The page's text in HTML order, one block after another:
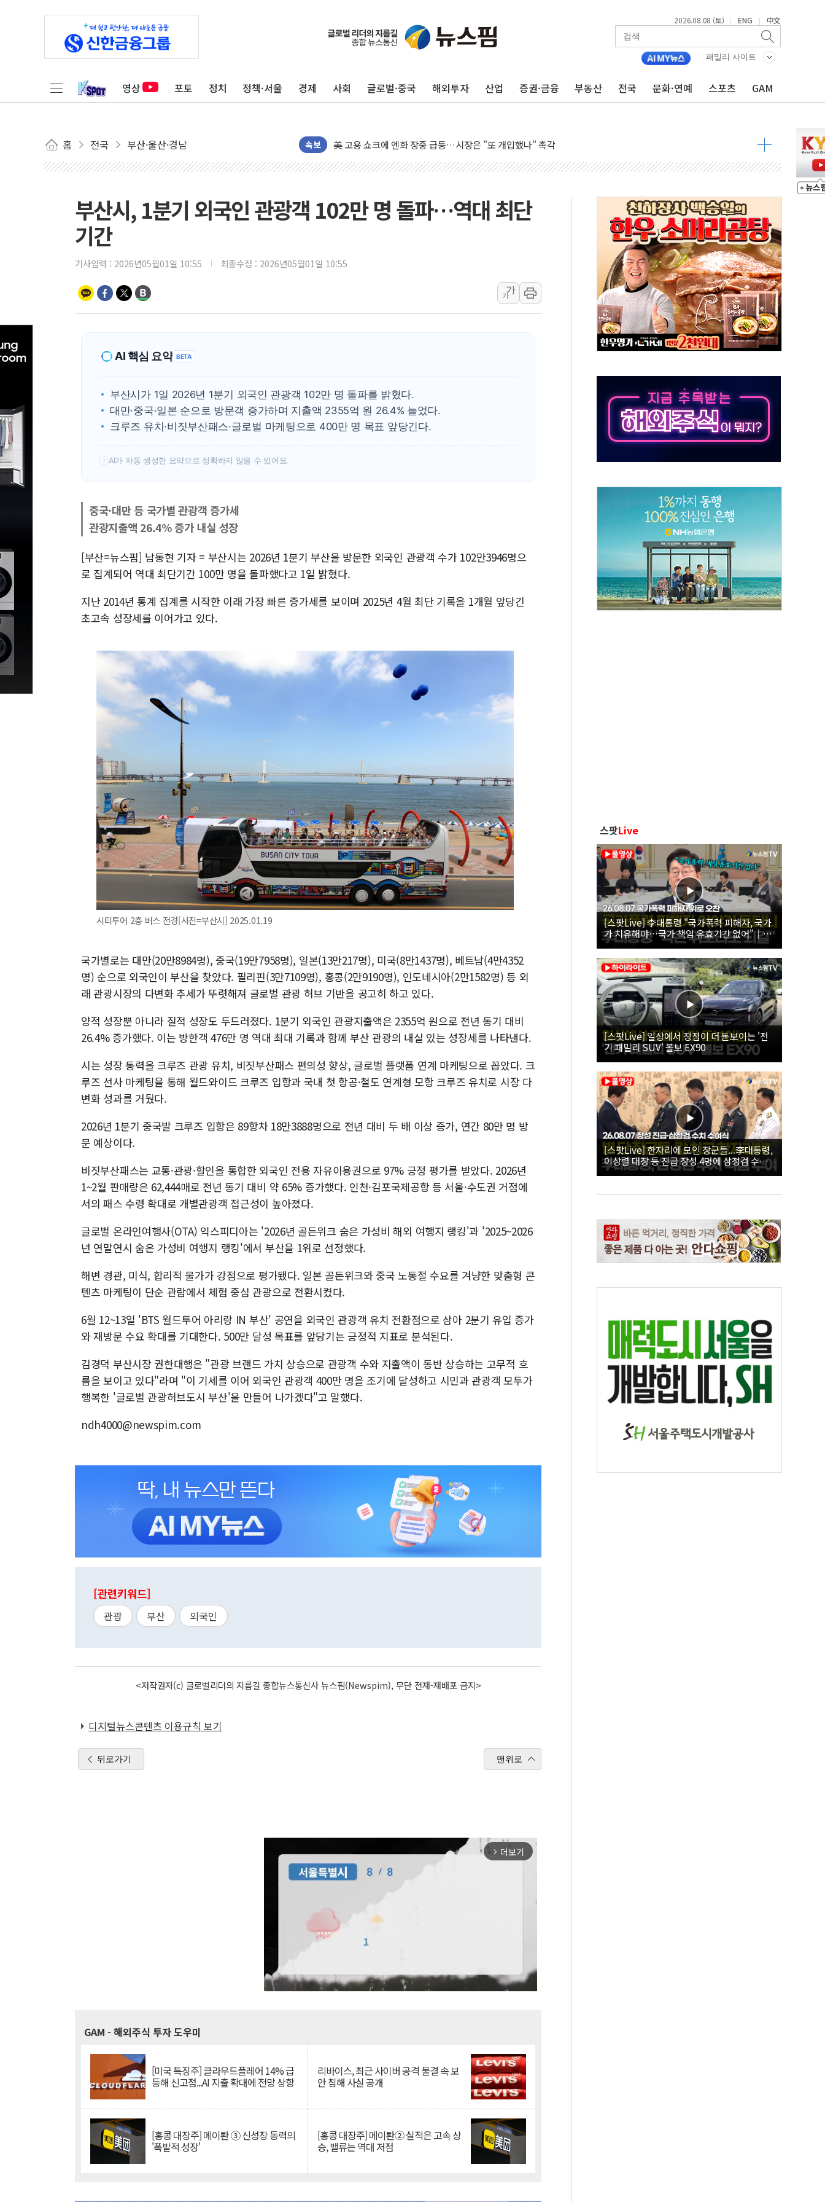
2026.08.08 (토) | ENG | 中文
패밀리 사이트
영상 포토 정치 정책·서울 경제 사회 글로벌·중국 해외투자 산업 증권·금융 부동산 전국 문화·연예 스포츠 GAM
홈 전국 부산·울산·경남 속보
유럽증시, 美 고용 예상 밖 부진에 연준 금리 인상 가능성 낮아지며 상승… STOXX 600 지수는 나흘 연속 최고치
미 연준 매파 기세 꺾이나…고용 감소에 9월 동결 전망 우세
[종합] 이슬람 수니파 3국, '공동방위협정' 체결… 이스라엘·이란 위협에 맞설 자체 억지력 강화
트럼프, 백신·자폐증 행정명령 검토…"이르면 다음 주"
美 항소법원, 백악관 무도회장 공사 중단 명령…트럼프 제동
美 고용 쇼크에 엔화 장중 급등…시장은 "또 개입했나" 촉각
[AI MY 뉴스] 뉴욕 반도체주 프리뷰...美 고용 쇼크에 반도체주 '활짝'
[종합] 美 7월 고용 2만3000명 감소 '쇼크'…9월 금리 인상 기대 후퇴
[사진] 이슬람 수니파 3개국, 공동방위협정 체결
뉴욕증시 개장 전 특징주...아틀라시안·클라우드플레어·태양광주↑ VS 트레이드데스크·웬디스↓
특정 정치인 측근 포항시 정책특보 내정설...포항시 '시끌'
李 "해남 태양광, 대한민국 다음 100년 밑거름…수도권 집중 완화 전환점"
李 대통령, '6시간 마라톤 부동산 2차 회의' 주재… "전폭적 공급 확대·속도전 총력"
부산시, 1분기 외국인 관광객 102만 명 돌파…역대 최단
기간
기사입력 : 2026년05월01일 10:55 최종수정 : 2026년05월01일 10:55
가
가
AI 핵심 요약 BETA
부산시가 1일 2026년 1분기 외국인 관광객 102만 명 돌파를 밝혔다.
대만·중국·일본 순으로 방문객 증가하며 지출액 2355억 원 26.4% 늘었다.
크루즈 유치·비짓부산패스·글로벌 마케팅으로 400만 명 목표 앞당긴다.
! AI가 자동 생성한 요약으로 정확하지 않을 수 있어요.
중국·대만 등 국가별 관광객 증가세
관광지출액 26.4% 증가 내실 성장
[부산=뉴스핌] 남동현 기자 = 부산시는 2026년 1분기 부산을 방문한 외국인 관광객 수가 102만3946명으
로 집계되어 역대 최단기간 100만 명을 돌파했다고 1일 밝혔다.
지난 2014년 통계 집계를 시작한 이래 가장 빠른 증가세를 보이며 2025년 4월 최단 기록을 1개월 앞당긴
초고속 성장세를 이어가고 있다.
시티투어 2층 버스 전경[사진=부산시] 2025.01.19
국가별로는 대만(20만8984명), 중국(19만7958명), 일본(13만217명), 미국(8만1437명), 베트남(4만4352
명) 순으로 외국인이 부산을 찾았다. 필리핀(3만7109명), 홍콩(2만9190명), 인도네시아(2만1582명) 등 외
래 관광시장의 다변화 추세가 뚜렷해져 글로벌 관광 허브 기반을 공고히 하고 있다.
양적 성장뿐 아니라 질적 성장도 두드러졌다. 1분기 외국인 관광지출액은 2355억 원으로 전년 동기 대비
26.4% 증가했다. 이는 방한객 476만 명 역대 최대 기록과 함께 부산 관광의 내실 있는 성장세를 나타낸다.
시는 성장 동력을 크루즈 관광 유치, 비짓부산패스 편의성 향상, 글로벌 플랫폼 연계 마케팅으로 꼽았다. 크
루즈 선사 마케팅을 통해 월드와이드 크루즈 입항과 국내 첫 항공·철도 연계형 모항 크루즈 유치로 시장 다
변화 성과를 거뒀다.
2026년 1분기 중국발 크루즈 입항은 89항차 18만3888명으로 전년 대비 두 배 이상 증가, 연간 80만 명 방
문 예상이다.
비짓부산패스는 교통·관광·할인을 통합한 외국인 전용 자유이용권으로 97% 긍정 평가를 받았다. 2026년
1~2월 판매량은 62,444매로 전년 동기 대비 약 65% 증가했다. 인천·김포국제공항 등 서울·수도권 거점에
서의 패스 수령 확대로 개별관광객 접근성이 높아졌다.
글로벌 온라인여행사(OTA) 익스피디아는 '2026년 골든위크 숨은 가성비 해외 여행지 랭킹'과 '2025~2026
년 연말연시 숨은 가성비 여행지 랭킹'에서 부산을 1위로 선정했다.
해변 경관, 미식, 합리적 물가가 강점으로 평가됐다. 일본 골든위크와 중국 노동절 수요를 겨냥한 맞춤형 콘
텐츠 마케팅이 단순 관람에서 체험 중심 관광으로 전환시켰다.
6월 12~13일 'BTS 월드투어 아리랑 IN 부산' 공연을 외국인 관광객 유치 전환점으로 삼아 2분기 유입 증가
와 재방문 수요 확대를 기대한다. 500만 달성 목표를 앞당기는 긍정적 지표로 분석된다.
김경덕 부산시장 권한대행은 "관광 브랜드 가치 상승으로 관광객 수와 지출액이 동반 상승하는 고무적 흐
름을 보이고 있다"라며 "이 기세를 이어 외국인 관광객 400만 명을 조기에 달성하고 시민과 관광객 모두가
행복한 '글로벌 관광허브도시 부산'을 만들어 나가겠다"고 말했다.
ndh4000@newspim.com
[관련키워드]
관광 부산 외국인
<저작권자(c) 글로벌리더의 지름길 종합뉴스통신사 뉴스핌(Newspim), 무단 전재-재배포 금지>
디지털뉴스콘텐츠 이용규칙 보기
뒤로가기 맨위로
arrow_forward_ios 더보기
GAM - 해외주식 투자 도우미
[미국 특징주] 클라우드플레어 14% 급
등해 신고점...AI 지출 확대에 전망 상향
리바이스, 최근 사이버 공격 물결 속 보
안 침해 사실 공개
[홍콩 대장주] 메이퇀 ③ 신성장 동력의
'폭발적 성장'
[홍콩 대장주] 메이퇀② 실적은 고속 상
승, 밸류는 역대 저점
스팟Live
[스팟Live] 李대통령 "국가폭력 피해자, 국가
가 치유해야…국가 책임 유효기간 없어"｜
26.08.07 국가폭력 피해자 위로 오찬
[스팟Live] 일상에서 장점이 더 돋보이는 '전
기 패밀리 SUV' 볼보 EX90
[스팟Live] 한자리에 모인 장군들...李대통령,
이상렬 대장 등 진급 장성 4명에 삼정검 수치
직접 수여｜26.08.07 장성 진급·삼정검 수치